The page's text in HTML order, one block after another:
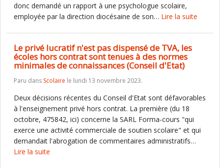
donc demandé un rapport à une psychologue scolaire,
employée par la direction diocésaine de son… Lire la suite
Le privé lucratif n'est pas dispensé de TVA, les
écoles hors contrat sont tenues à des normes
minimales de connaissances (Conseil d'Etat)
Paru dans Scolaire le lundi 13 novembre 2023.
Deux décisions récentes du Conseil d'Etat sont défavorables
à l'enseignement privé hors contrat. La première (du 18
octobre, 475842, ici) concerne la SARL Forma-cours "qui
exerce une activité commerciale de soutien scolaire" et qui
demandait l'abrogation de commentaires administratifs…
Lire la suite